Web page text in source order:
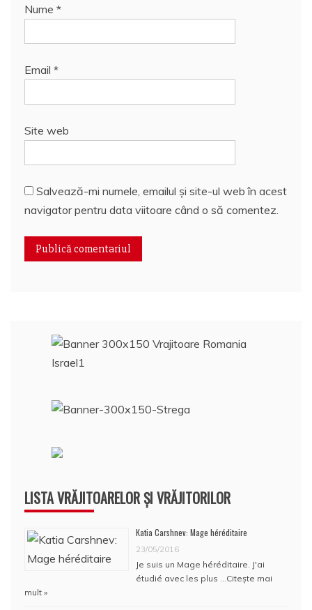
Nume *
Email *
Site web
Salvează-mi numele, emailul și site-ul web în acest
navigator pentru data viitoare când o să comentez.
LISTA VRĂJITOARELOR ȘI VRĂJITORILOR
Katia Carshnev: Mage héréditaire
23/05/2016
Je suis un Mage héréditaire. J'ai
étudié avec les plus …Citește mai
mult »